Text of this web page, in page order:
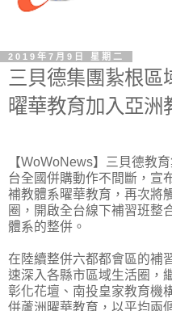
2019年7月9日 星期二
三貝德集團紥根區
曜華教育加入亞洲
【WoWoNews】三貝德教
台全國併購動作不間斷，宣
補教體系曜華教育，再次將
圈，開啟全台線下補習班整
體系的整併。
在陸續整併六都都會區的補
速深入各縣市區域生活圈，
彰化花壇、南投皇家教育機
併蘆洲曜華教育，以平均兩